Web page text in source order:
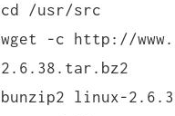
cd /usr/src
wget -c http://
2.6.38.tar.bz2
bunzip2 linux-